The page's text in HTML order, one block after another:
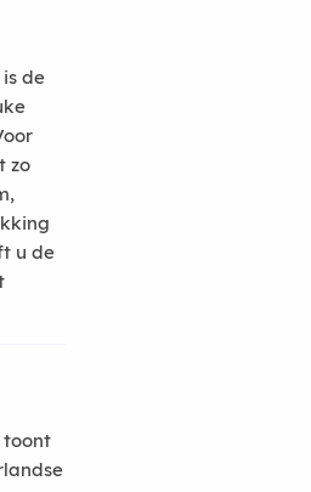
de
zo
u de
toont